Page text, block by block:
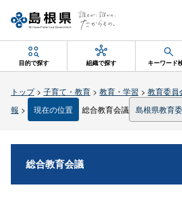
目的で探す 組織で探す キーワード
トップ> 子育て・教育> 教育・学習 > 教育委員
報 > 現在の位置 総合教育会議 島根県教育
総合教育会議